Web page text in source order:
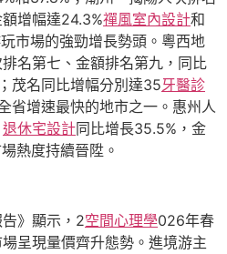
增幅達24.3%禪風室內設計和
市場的強勁增長勢頭。粵西地
名第七、金額排名第九，同比
茂名同比增幅分別達35牙醫診
省增速最快的地市之一。惠州人
退休宅設計同比增長35.5%，金
熱度持續晉陞。
》顯示，2空間心理學026年春
呈現量價齊升態勢。進境游主